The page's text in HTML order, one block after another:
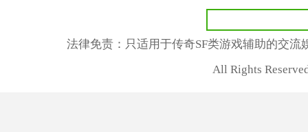
法律免责：只适用于传奇SF类游戏辅助的交
All Rights